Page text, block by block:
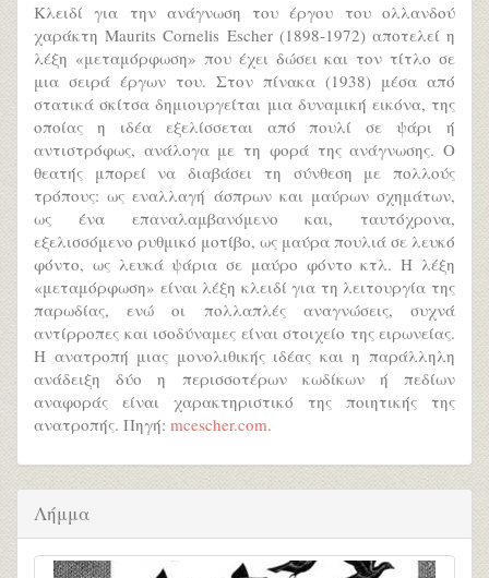
Κλειδί για την ανάγνωση του έργου του ολλανδού
χαράκτη Maurits Cornelis Escher (1898-1972) αποτελεί η
λέξη «μεταμόρφωση» που έχει δώσει και τον τίτλο σε
μια σειρά έργων του. Στον πίνακα (1938) μέσα από
στατικά σκίτσα δημιουργείται μια δυναμική εικόνα, της
οποίας η ιδέα εξελίσσεται από πουλί σε ψάρι ή
αντιστρόφως, ανάλογα με τη φορά της ανάγνωσης. Ο
θεατής μπορεί να διαβάσει τη σύνθεση με πολλούς
τρόπους: ως εναλλαγή άσπρων και μαύρων σχημάτων,
ως ένα επαναλαμβανόμενο και, ταυτόχρονα,
εξελισσόμενο ρυθμικό μοτίβο, ως μαύρα πουλιά σε λευκό
φόντο, ως λευκά ψάρια σε μαύρο φόντο κτλ. Η λέξη
«μεταμόρφωση» είναι λέξη κλειδί για τη λειτουργία της
παρωδίας, ενώ οι πολλαπλές αναγνώσεις, συχνά
αντίρροπες και ισοδύναμες είναι στοιχείο της ειρωνείας.
Η ανατροπή μιας μονολιθικής ιδέας και η παράλληλη
ανάδειξη δύο η περισσοτέρων κωδίκων ή πεδίων
αναφοράς είναι χαρακτηριστικό της ποιητικής της
ανατροπής. Πηγή: mcescher.com.
Λήμμα